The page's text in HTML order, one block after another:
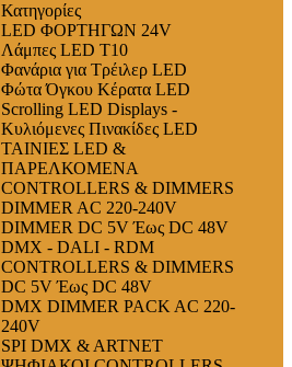
Κατηγορίες
LED ΦΟΡΤΗΓΩΝ 24V
Λάμπες LED T10
Φανάρια για Τρέιλερ LED
Φώτα Όγκου Κέρατα LED
Scrolling LED Displays -
Κυλιόμενες Πινακίδες LED
ΤΑΙΝΙΕΣ LED &
ΠΑΡΕΛΚΟΜΕΝΑ
CONTROLLERS & DIMMERS
DIMMER AC 220-240V
DIMMER DC 5V Έως DC 48V
DMX - DALI - RDM
CONTROLLERS & DIMMERS
DC 5V Έως DC 48V
DMX DIMMER PACK AC 220-
240V
SPI DMX & ARTNET